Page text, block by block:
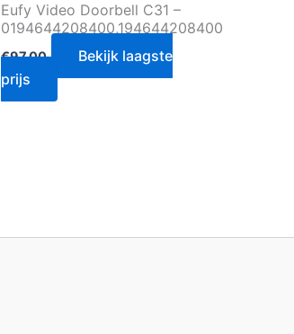
Eufy Video Doorbell C31 –
0194644208400,194644208400
€97.00
Bekijk laagste
prijs